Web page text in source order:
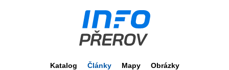
Katalog Články Mapy Obrázky